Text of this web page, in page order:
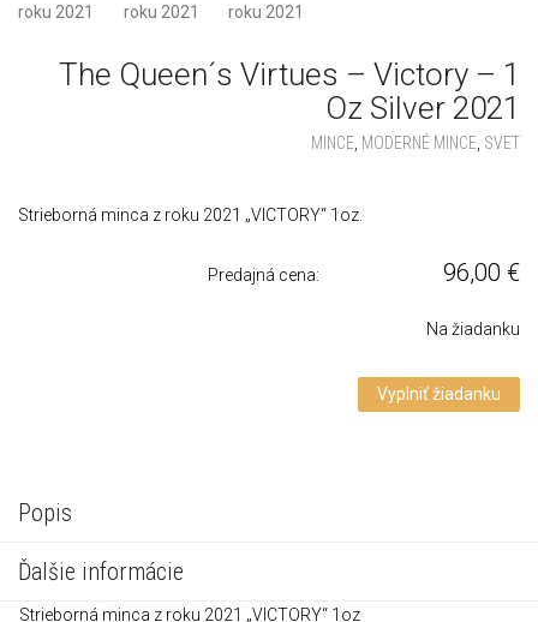
The Queen´s Virtues – Victory – 1
Oz Silver 2021
MINCE MODERNÉ MINCE SVET
Strieborná minca z roku 2021 „VICTORY“ 1oz.
Predajná cena: 96,00 €
Na žiadanku
Vyplniť žiadanku
Popis
Ďalšie informácie
Strieborná minca z roku 2021 „VICTORY“ 1oz